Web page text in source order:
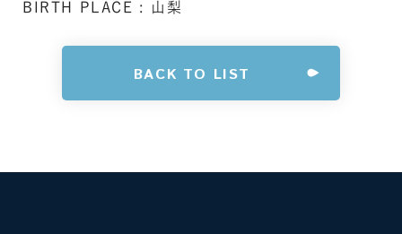
BIRTH PLACE : 山梨
BACK TO LIST